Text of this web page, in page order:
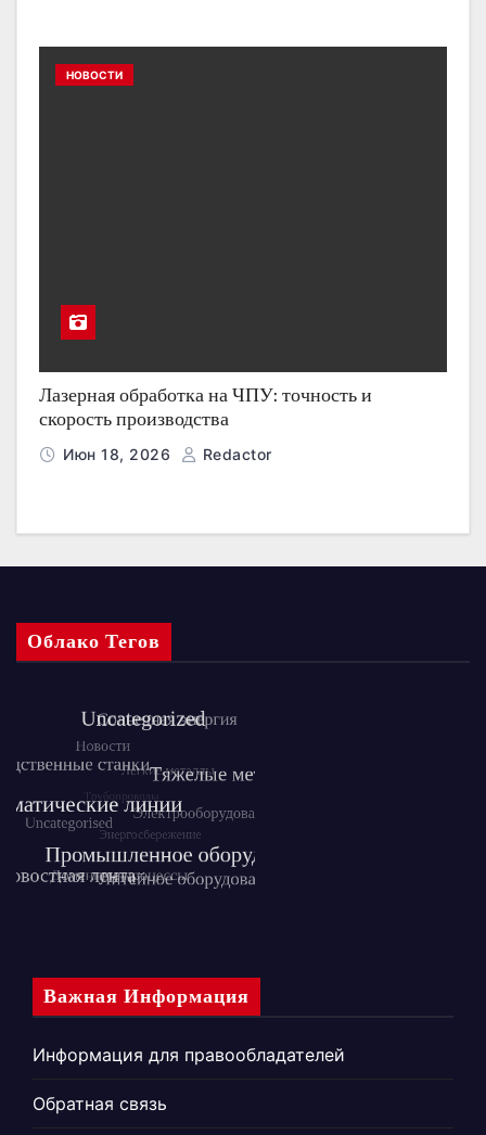
НОВОСТИ
Лазерная обработка на ЧПУ: точность и
скорость производства
Июн 18, 2026 Redactor
Облако Тегов
Важная Информация
Информация для правообладателей
Обратная связь